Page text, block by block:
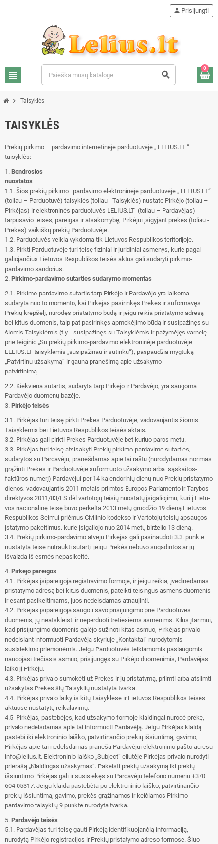
view_headline search
person Prisijungti
0
chevron_right Taisyklės
TAISYKLĖS
Prekių pirkimo – pardavimo internetinėje parduotuvėje „ LELIUS.LT “
taisyklės:
1. Bendrosios
nuostatos
1.1. Šios prekių pirkimo–pardavimo elektroninėje parduotuvėje „ LELIUS.LT“
(toliau – Parduotuvė) taisyklės (toliau - Taisyklės) nustato Pirkėjo (toliau –
Pirkėjas) ir elektroninės parduotuvės LELIUS.LT (toliau – Pardavėjas)
tarpusavio teises, pareigas ir atsakomybę, Pirkėjui įsigyjant prekes (toliau -
Prekės) vaikiškų prekių Parduotuvėje.
1.2. Parduotuvės veikla vykdoma tik Lietuvos Respublikos teritorijoje.
1.3. Pirkti Parduotuvėje turi teisę fiziniai ir juridiniai asmenys, kurie pagal
galiojančius Lietuvos Respublikos teisės aktus gali sudaryti pirkimo-
pardavimo sandorius.
2. Pirkimo-pardavimo sutarties sudarymo momentas
2.1. Pirkimo-pardavimo sutartis tarp Pirkėjo ir Pardavėjo yra laikoma
sudaryta nuo to momento, kai Pirkėjas pasirinkęs Prekes ir suformavęs
Prekių krepšelį, nurodęs pristatymo būdą ir jeigu reikia pristatymo adresą
bei kitus duomenis, taip pat pasirinkęs apmokėjimo būdą ir susipažinęs su
šiomis Taisyklėmis (t.y. - susipažinęs su Taisyklėmis ir pažymėjęs varnelę
prie teiginio „Su prekių pirkimo-pardavimo elektroninėje parduotuvėje
LELIUS.LT taisyklėmis „susipažinau ir sutinku“), paspaudžia mygtuką
„Patvirtinu užsakymą“ ir gauna pranešimą apie užsakymo
patvirtinimą.
2.2. Kiekviena sutartis, sudaryta tarp Pirkėjo ir Pardavėjo, yra saugoma
Pardavėjo duomenų bazėje.
3. Pirkėjo teisės
3.1. Pirkėjas turi teisę pirkti Prekes Parduotuvėje, vadovaujantis šiomis
Taisyklėmis bei Lietuvos Respublikos teisės aktais.
3.2. Pirkėjas gali pirkti Prekes Parduotuvėje bet kuriuo paros metu.
3.3. Pirkėjas turi teisę atsisakyti Prekių pirkimo-pardavimo sutarties,
sudarytos su Pardavėju, pranešdamas apie tai raštu (nurodydamas norimas
grąžinti Prekes ir Parduotuvėje suformuoto užsakymo arba sąskaitos-
faktūros numerį) Pardavėjui per 14 kalendorinių dienų nuo Prekių pristatymo
dienos, vadovaujantis 2011 me­tais pri­im­tos Eu­ro­pos Par­la­men­to ir Ta­ry­bos
di­rek­ty­vos 2011/83/ES dėl var­to­to­jų tei­sių nuo­sta­tų įsi­ga­lio­ji­mu, kuri į Lie­tu­
vos na­cio­na­li­nę tei­sę bu­vo per­kel­ta 2013 me­tų gruo­džio 19 die­ną Lie­tu­vos
Res­pub­li­kos Sei­mui pri­ėmus Ci­vi­li­nio ko­dek­so ir Var­to­to­jų tei­sių ap­sau­gos
įsta­ty­mo pa­kei­ti­mus, ku­rie įsi­ga­lio­jo nuo 2014 me­tų bir­že­lio 13 die­ną.
3.4. Prekių pirkimo-pardavimo atveju Pirkėjas gali pasinaudoti 3.3. punkte
nustatyta teise nutraukti sutartį, jeigu Prekės nebuvo sugadintos ar jų
išvaizda iš esmės nepasikeitė.
4. Pirkėjo pareigos
4.1. Pirkėjas įsipareigoja registravimo formoje, ir jeigu reikia, įvedinėdamas
pristatymo adresą bei kitus duomenis, pateikti teisingus asmens duomenis
ir esant pasikeitimams, juos nedelsdamas atnaujinti.
4.2. Pirkėjas įsipareigoja saugoti savo prisijungimo prie Parduotuvės
duomenis, jų neatskleisti ir neperduoti tretiesiems asmenims. Kilus įtarimui,
kad prisijungimo duomenis galėjo sužinoti kitas asmuo, Pirkėjas privalo
nedelsiant informuoti Pardavėją skyriuje „Kontaktai“ nurodytomis
susisiekimo priemonėmis. Jeigu Parduotuvės teikiamomis paslaugomis
naudojasi trečiasis asmuo, prisijungęs su Pirkėjo duomenimis, Pardavėjas
laiko jį Pirkėju.
4.3. Pirkėjas privalo sumokėti už Prekes ir jų pristatymą, priimti arba atsiimti
užsakytas Prekes šių Taisyklių nustatyta tvarka.
4.4. Pirkėjas privalo laikytis kitų Taisyklėse ir Lietuvos Respublikos teisės
aktuose nustatytų reikalavimų.
4.5 Pirkėjas, pastebėjęs, kad užsakymo formoje klaidingai nurodė prekę,
privalo nedelsdamas apie tai informuoti Pardavėją. Jeigu Pirkėjas klaidą
pastebi iki elektroninio laiško, patvirtinančio prekių išsiuntimą, gavimo,
Pirkėjas apie tai nedelsdamas praneša Pardavėjui elektroninio pašto adresu
info@lelius.lt. Elektroninio laiško „Subject” eilutėje Pirkėjas privalo nurodyti
prierašą „Klaidingas užsakymas”. Pakeisti prekių užsakymą iki prekių
išsiuntimo Pirkėjas gali ir susisiekęs su Pardavėju telefono numeriu +370
604 05317. Jeigu klaida pastebėta po elektroninio laiško, patvirtinančio
prekių išsiuntimą, gavimo, prekės grąžinamos ir keičiamos Pirkimo
pardavimo taisyklių 9 punkte nurodyta tvarka.
5. Pardavėjo teisės
5.1. Pardavėjas turi teisę gauti Pirkėją identifikuojančią informaciją,
nurodytą Pirkėjo registracijos ir Prekių pristatymo adreso formose. Šiuo